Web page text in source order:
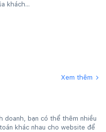
khách...
Xem thêm
doanh, bạn có thể thêm nhiều
khác nhau cho website để